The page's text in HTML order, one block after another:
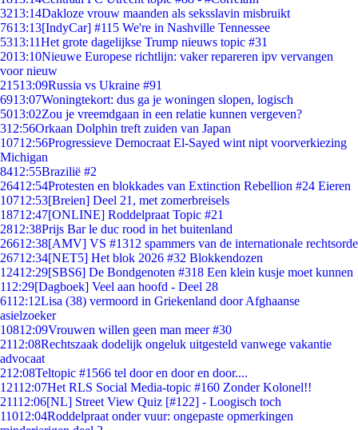
3213:14Dakloze vrouw maanden als seksslavin misbruikt
7613:13[IndyCar] #115 We're in Nashville Tennessee
5313:11Het grote dagelijkse Trump nieuws topic #31
2013:10Nieuwe Europese richtlijn: vaker repareren ipv vervangen
voor nieuw
21513:09Russia vs Ukraine #91
6913:07Woningtekort: dus ga je woningen slopen, logisch
5013:02Zou je vreemdgaan in een relatie kunnen vergeven?
312:56Orkaan Dolphin treft zuiden van Japan
10712:56Progressieve Democraat El-Sayed wint nipt voorverkiezing
Michigan
8412:55Brazilië #2
26412:54Protesten en blokkades van Extinction Rebellion #24 Eieren
10712:53[Breien] Deel 21, met zomerbreisels
18712:47[ONLINE] Roddelpraat Topic #21
2812:38Prijs Bar le duc rood in het buitenland
26612:38[AMV] VS #1312 spammers van de internationale rechtsorde
26712:34[NET5] Het blok 2026 #32 Blokkendozen
12412:29[SBS6] De Bondgenoten #318 Een klein kusje moet kunnen
112:29[Dagboek] Veel aan hoofd - Deel 28
6112:12Lisa (38) vermoord in Griekenland door Afghaanse
asielzoeker
10812:09Vrouwen willen geen man meer #30
2112:08Rechtszaak dodelijk ongeluk uitgesteld vanwege vakantie
advocaat
212:08Teltopic #1566 tel door en door en door....
12112:07Het RLS Social Media-topic #160 Zonder Kolonel!!
21112:06[NL] Street View Quiz [#122] - Loogisch toch
11012:04Roddelpraat onder vuur: ongepaste opmerkingen